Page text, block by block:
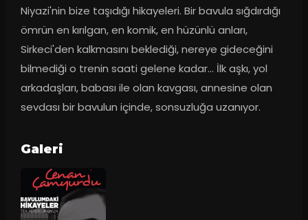
Niyazi'nin bize taşıdığı hikayeleri. Bir bavula sığdırdığı
ömrün en kırılgan, en komik, en hüzünlü anları,
Sirkeci'den kalkmasını beklediği, nereye gideceğini
bilmediği o trenin saati gelene kadar... İlk aşkı, yol
arkadaşları, babası ile olan kavgası, annesine olan
sevdası bir bavulun içinde, sonsuzluğa uzanıyor.
Galeri